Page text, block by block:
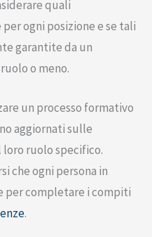
quali
ogni posizione e se tali
garantite da un
o meno.
un processo formativo
aggiornati sulle
ruolo specifico.
che ogni persona in
per completare i compiti
.